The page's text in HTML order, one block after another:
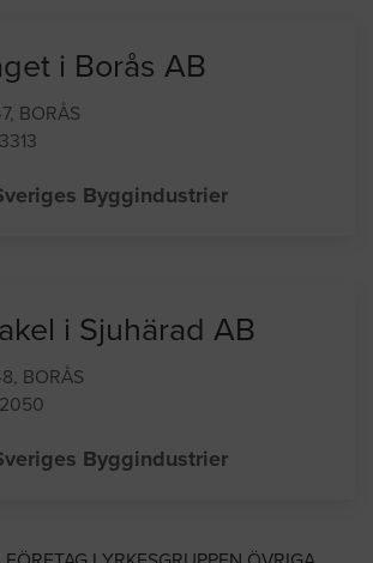
i Borås AB
BORÅS
Byggindustrier
i Sjuhärad AB
BORÅS
Byggindustrier